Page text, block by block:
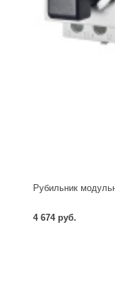
Рубильник
4 674 руб.